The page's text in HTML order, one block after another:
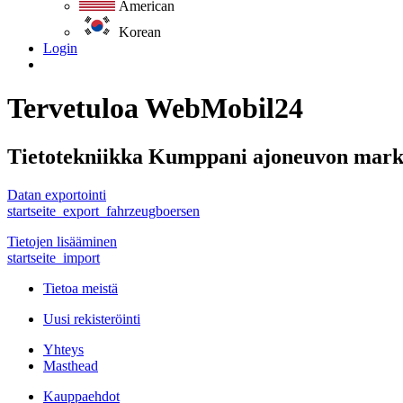
American
Korean
Login
Tervetuloa WebMobil24
Tietotekniikka Kumppani ajoneuvon
Datan exportointi
startseite_export_fahrzeugboersen
Tietojen lisääminen
startseite_import
Tietoa meistä
Uusi rekisteröinti
Yhteys
Masthead
Kauppaehdot